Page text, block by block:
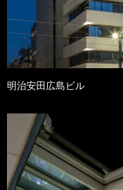
明治安田広島ビル